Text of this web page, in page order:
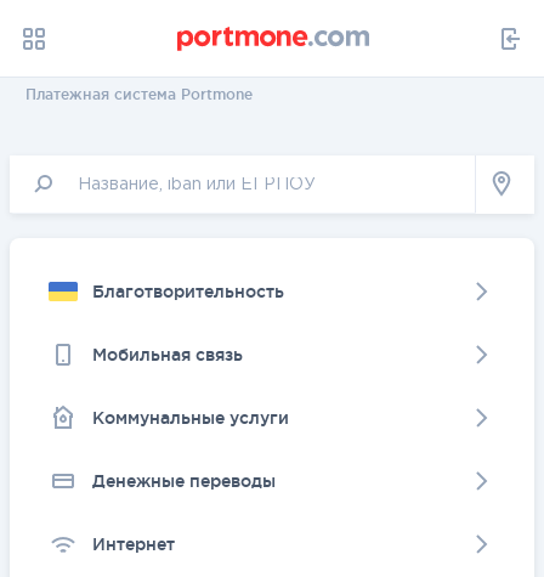
Платежная система Portmone
Благотворительность
Мобильная связь
Коммунальные услуги
Денежные переводы
Интернет